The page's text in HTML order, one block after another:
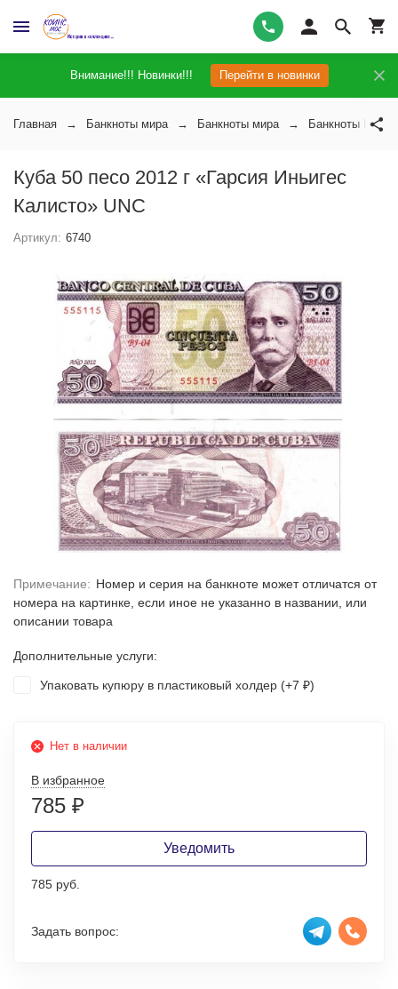
Внимание!!! Новинки!!! Перейти в новинки
Главная Банкноты мира Банкноты мира Банкноты Кубы
Куба 50 песо 2012 г «Гарсия Иньигес
Калисто» UNC
Артикул: 6740
Примечание: Номер и серия на банкноте может отличатся от
номера на картинке, если иное не указанно в названии, или
описании товара
Дополнительные услуги:
Упаковать купюру в пластиковый холдер (+7 ₽)
Нет в наличии
В избранное
785 ₽
Уведомить
785 руб.
Задать вопрос: